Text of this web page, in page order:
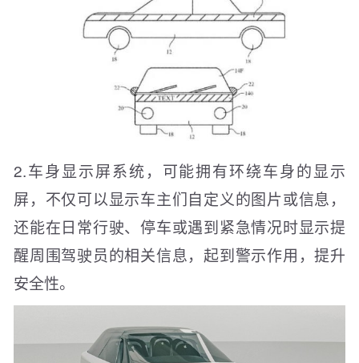
2.车身显示屏系统，可能拥有环绕车身的显示
屏，不仅可以显示车主们自定义的图片或信息，
还能在日常行驶、停车或遇到紧急情况时显示提
醒周围驾驶员的相关信息，起到警示作用，提升
安全性。